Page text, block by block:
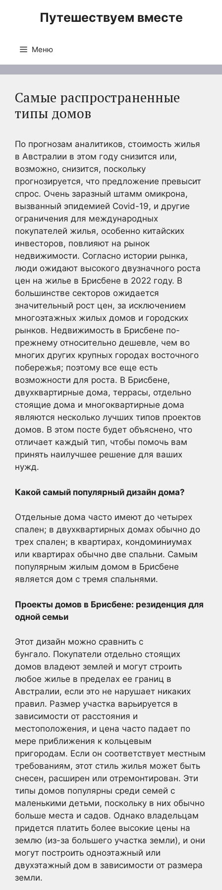
Путешествуем вместе
Меню
Самые распространенные
типы домов
По прогнозам аналитиков, стоимость жилья
в Австралии в этом году снизится или,
возможно, снизится, поскольку
прогнозируется, что предложение превысит
спрос. Очень заразный штамм омикрона,
вызванный эпидемией Covid-19, и другие
ограничения для международных
покупателей жилья, особенно китайских
инвесторов, повлияют на рынок
недвижимости. Согласно истории рынка,
люди ожидают высокого двузначного роста
цен на жилье в Брисбене в 2022 году. В
большинстве секторов ожидается
значительный рост цен, за исключением
многоэтажных жилых домов и городских
рынков. Недвижимость в Брисбене по-
прежнему относительно дешевле, чем во
многих других крупных городах восточного
побережья; поэтому все еще есть
возможности для роста. В Брисбене,
двухквартирные дома, террасы, отдельно
стоящие дома и многоквартирные дома
являются несколько лучших типов проектов
домов. В этом посте будет объяснено, что
отличает каждый тип, чтобы помочь вам
принять наилучшее решение для ваших
нужд.
Какой самый популярный дизайн дома?
Отдельные дома часто имеют до четырех
спален; в двухквартирных домах обычно до
трех спален; в квартирах, кондоминиумах
или квартирах обычно две спальни. Самым
популярным жилым домом в Брисбене
является дом с тремя спальнями.
Проекты домов в Брисбене: резиденция для
одной семьи
Этот дизайн можно сравнить с
бунгало. Покупатели отдельно стоящих
домов владеют землей и могут строить
любое жилье в пределах ее границ в
Австралии, если это не нарушает никаких
правил. Размер участка варьируется в
зависимости от расстояния и
местоположения, и цена часто падает по
мере приближения к кольцевым
пригородам. Если он соответствует местным
требованиям, этот стиль жилья может быть
снесен, расширен или отремонтирован. Эти
типы домов популярны среди семей с
маленькими детьми, поскольку в них обычно
больше места и садов. Однако владельцам
придется платить более высокие цены на
землю (из-за большего участка земли), и они
могут построить одноэтажный или
двухэтажный дом в зависимости от размера
земли.